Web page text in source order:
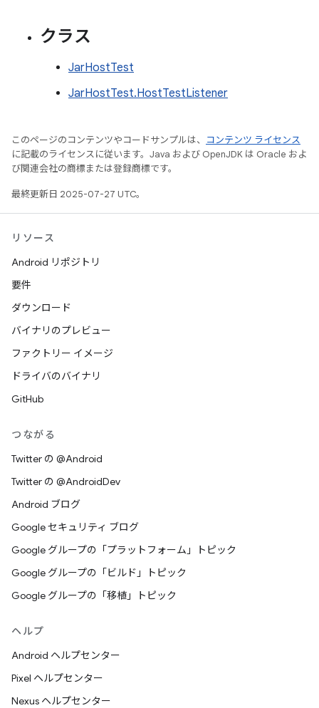
クラス
JarHostTest
JarHostTest.HostTestListener
このページのコンテンツやコードサンプルは、
コンテンツ ライセンス
に記載のライセンスに従います。Java および OpenJDK は Oracle およ
び関連会社の商標または登録商標です。
最終更新日 2025-07-27 UTC。
リソース
Android リポジトリ
要件
ダウンロード
バイナリのプレビュー
ファクトリー イメージ
ドライバのバイナリ
GitHub
つながる
Twitter の @Android
Twitter の @AndroidDev
Android ブログ
Google セキュリティ ブログ
Google グループの「プラットフォーム」トピック
Google グループの「ビルド」トピック
Google グループの「移植」トピック
ヘルプ
Android ヘルプセンター
Pixel ヘルプセンター
Nexus ヘルプセンター